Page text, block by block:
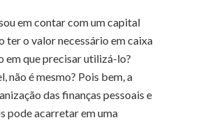
em contar com um capital
ter o valor necessário em caixa
em que precisar utilizá-lo?
não é mesmo? Pois bem, a
das finanças pessoais e
pode acarretar em uma